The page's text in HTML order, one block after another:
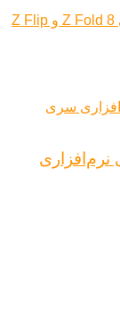
نرم‌افزاری